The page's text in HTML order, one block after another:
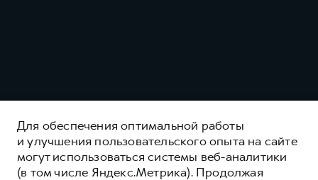
GWM POER
ЧУВСТВУЙ СИЛУ, ОЩУЩАЙ КОМФОРТ
Для обеспечения оптимальной работы
и улучшения пользовательского опыта на сайте
могут использоваться системы веб-аналитики
(в том числе Яндекс.Метрика). Продолжая